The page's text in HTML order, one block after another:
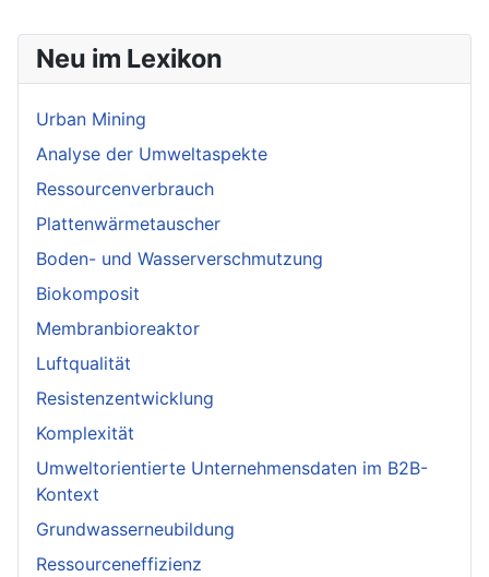
Neu im Lexikon
Urban Mining
Analyse der Umweltaspekte
Ressourcenverbrauch
Plattenwärmetauscher
Boden- und Wasserverschmutzung
Biokomposit
Membranbioreaktor
Luftqualität
Resistenzentwicklung
Komplexität
Umweltorientierte Unternehmensdaten im B2B-
Kontext
Grundwasserneubildung
Ressourceneffizienz